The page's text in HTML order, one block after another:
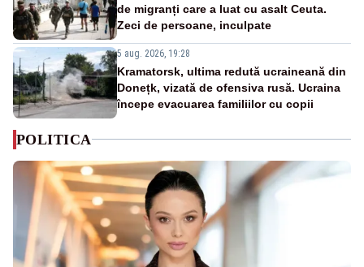
de migranți care a luat cu asalt Ceuta.
Zeci de persoane, inculpate
5 aug. 2026, 19:28
Kramatorsk, ultima redută ucraineană din
Donețk, vizată de ofensiva rusă. Ucraina
începe evacuarea familiilor cu copii
POLITICA